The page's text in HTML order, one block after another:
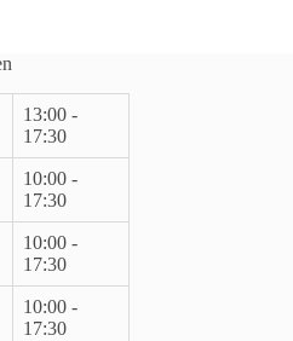
13:00 -
17:30
10:00 -
17:30
10:00 -
17:30
10:00 -
17:30